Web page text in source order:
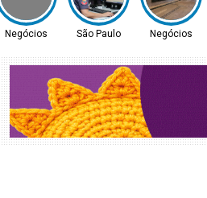
Negócios São Paulo Negócios